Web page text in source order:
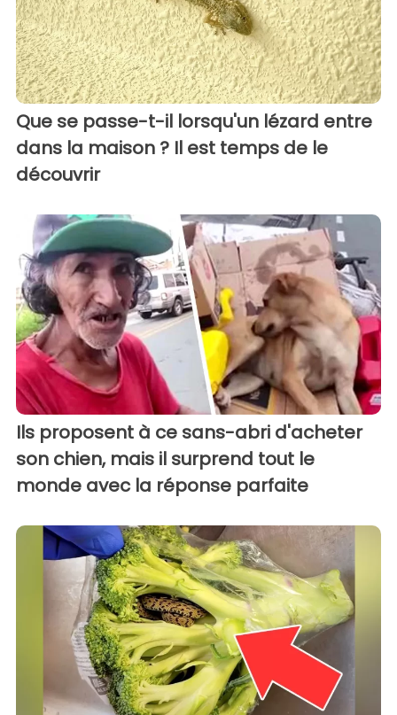
Que se passe-t-il lorsqu'un lézard entre
dans la maison ? Il est temps de le
découvrir
Ils proposent à ce sans-abri d'acheter
son chien, mais il surprend tout le
monde avec la réponse parfaite